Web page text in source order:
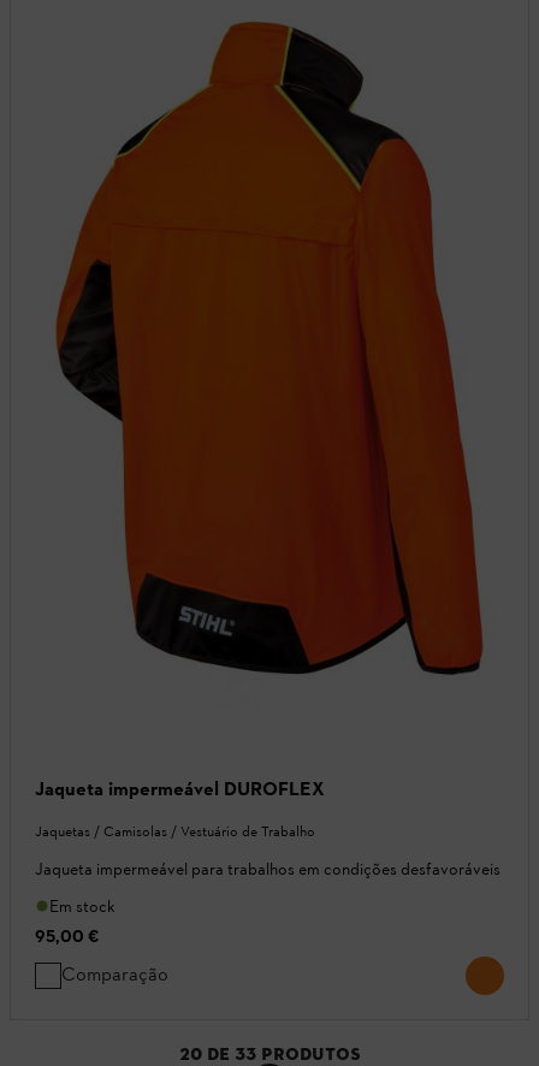
Jaqueta impermeável DUROFLEX
Jaquetas / Camisolas / Vestuário de Trabalho
Jaqueta impermeável para trabalhos em condições desfavoráveis
Em stock
95,00 €
Comparação
20 DE 33 PRODUTOS